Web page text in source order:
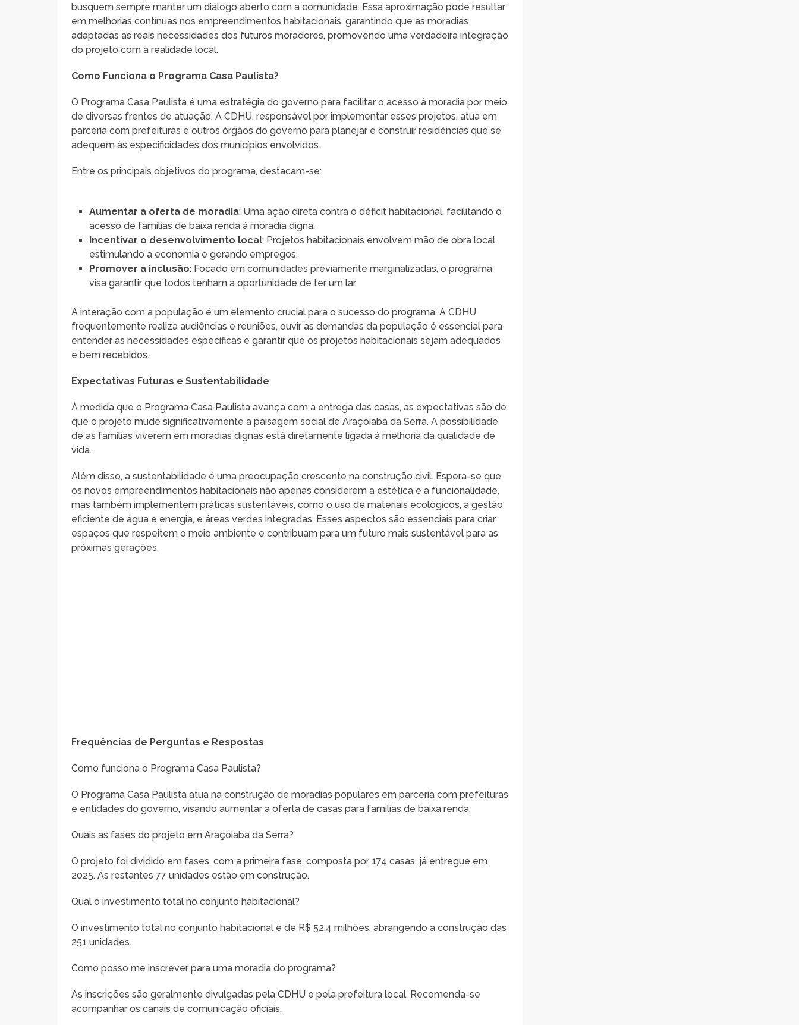
busquem sempre manter um diálogo aberto com a comunidade. Essa aproximação pode resultar
em melhorias contínuas nos empreendimentos habitacionais, garantindo que as moradias
adaptadas às reais necessidades dos futuros moradores, promovendo uma verdadeira integração
do projeto com a realidade local.
Como Funciona o Programa Casa Paulista?
O Programa Casa Paulista é uma estratégia do governo para facilitar o acesso à moradia por meio
de diversas frentes de atuação. A CDHU, responsável por implementar esses projetos, atua em
parceria com prefeituras e outros órgãos do governo para planejar e construir residências que se
adequem às especificidades dos municípios envolvidos.
Entre os principais objetivos do programa, destacam-se:
Aumentar a oferta de moradia: Uma ação direta contra o déficit habitacional, facilitando o
acesso de famílias de baixa renda à moradia digna.
Incentivar o desenvolvimento local: Projetos habitacionais envolvem mão de obra local,
estimulando a economia e gerando empregos.
Promover a inclusão: Focado em comunidades previamente marginalizadas, o programa
visa garantir que todos tenham a oportunidade de ter um lar.
A interação com a população é um elemento crucial para o sucesso do programa. A CDHU
frequentemente realiza audiências e reuniões, ouvir as demandas da população é essencial para
entender as necessidades específicas e garantir que os projetos habitacionais sejam adequados
e bem recebidos.
Expectativas Futuras e Sustentabilidade
À medida que o Programa Casa Paulista avança com a entrega das casas, as expectativas são de
que o projeto mude significativamente a paisagem social de Araçoiaba da Serra. A possibilidade
de as famílias viverem em moradias dignas está diretamente ligada à melhoria da qualidade de
vida.
Além disso, a sustentabilidade é uma preocupação crescente na construção civil. Espera-se que
os novos empreendimentos habitacionais não apenas considerem a estética e a funcionalidade,
mas também implementem práticas sustentáveis, como o uso de materiais ecológicos, a gestão
eficiente de água e energia, e áreas verdes integradas. Esses aspectos são essenciais para criar
espaços que respeitem o meio ambiente e contribuam para um futuro mais sustentável para as
próximas gerações.
Frequências de Perguntas e Respostas
Como funciona o Programa Casa Paulista?
O Programa Casa Paulista atua na construção de moradias populares em parceria com prefeituras
e entidades do governo, visando aumentar a oferta de casas para famílias de baixa renda.
Quais as fases do projeto em Araçoiaba da Serra?
O projeto foi dividido em fases, com a primeira fase, composta por 174 casas, já entregue em
2025. As restantes 77 unidades estão em construção.
Qual o investimento total no conjunto habitacional?
O investimento total no conjunto habitacional é de R$ 52,4 milhões, abrangendo a construção das
251 unidades.
Como posso me inscrever para uma moradia do programa?
As inscrições são geralmente divulgadas pela CDHU e pela prefeitura local. Recomenda-se
acompanhar os canais de comunicação oficiais.